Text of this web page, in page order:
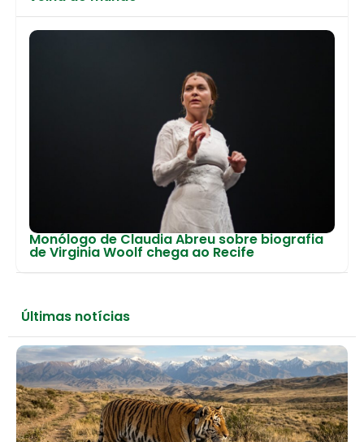
Monólogo de Claudia Abreu sobre biografia
de Virginia Woolf chega ao Recife
Últimas notícias